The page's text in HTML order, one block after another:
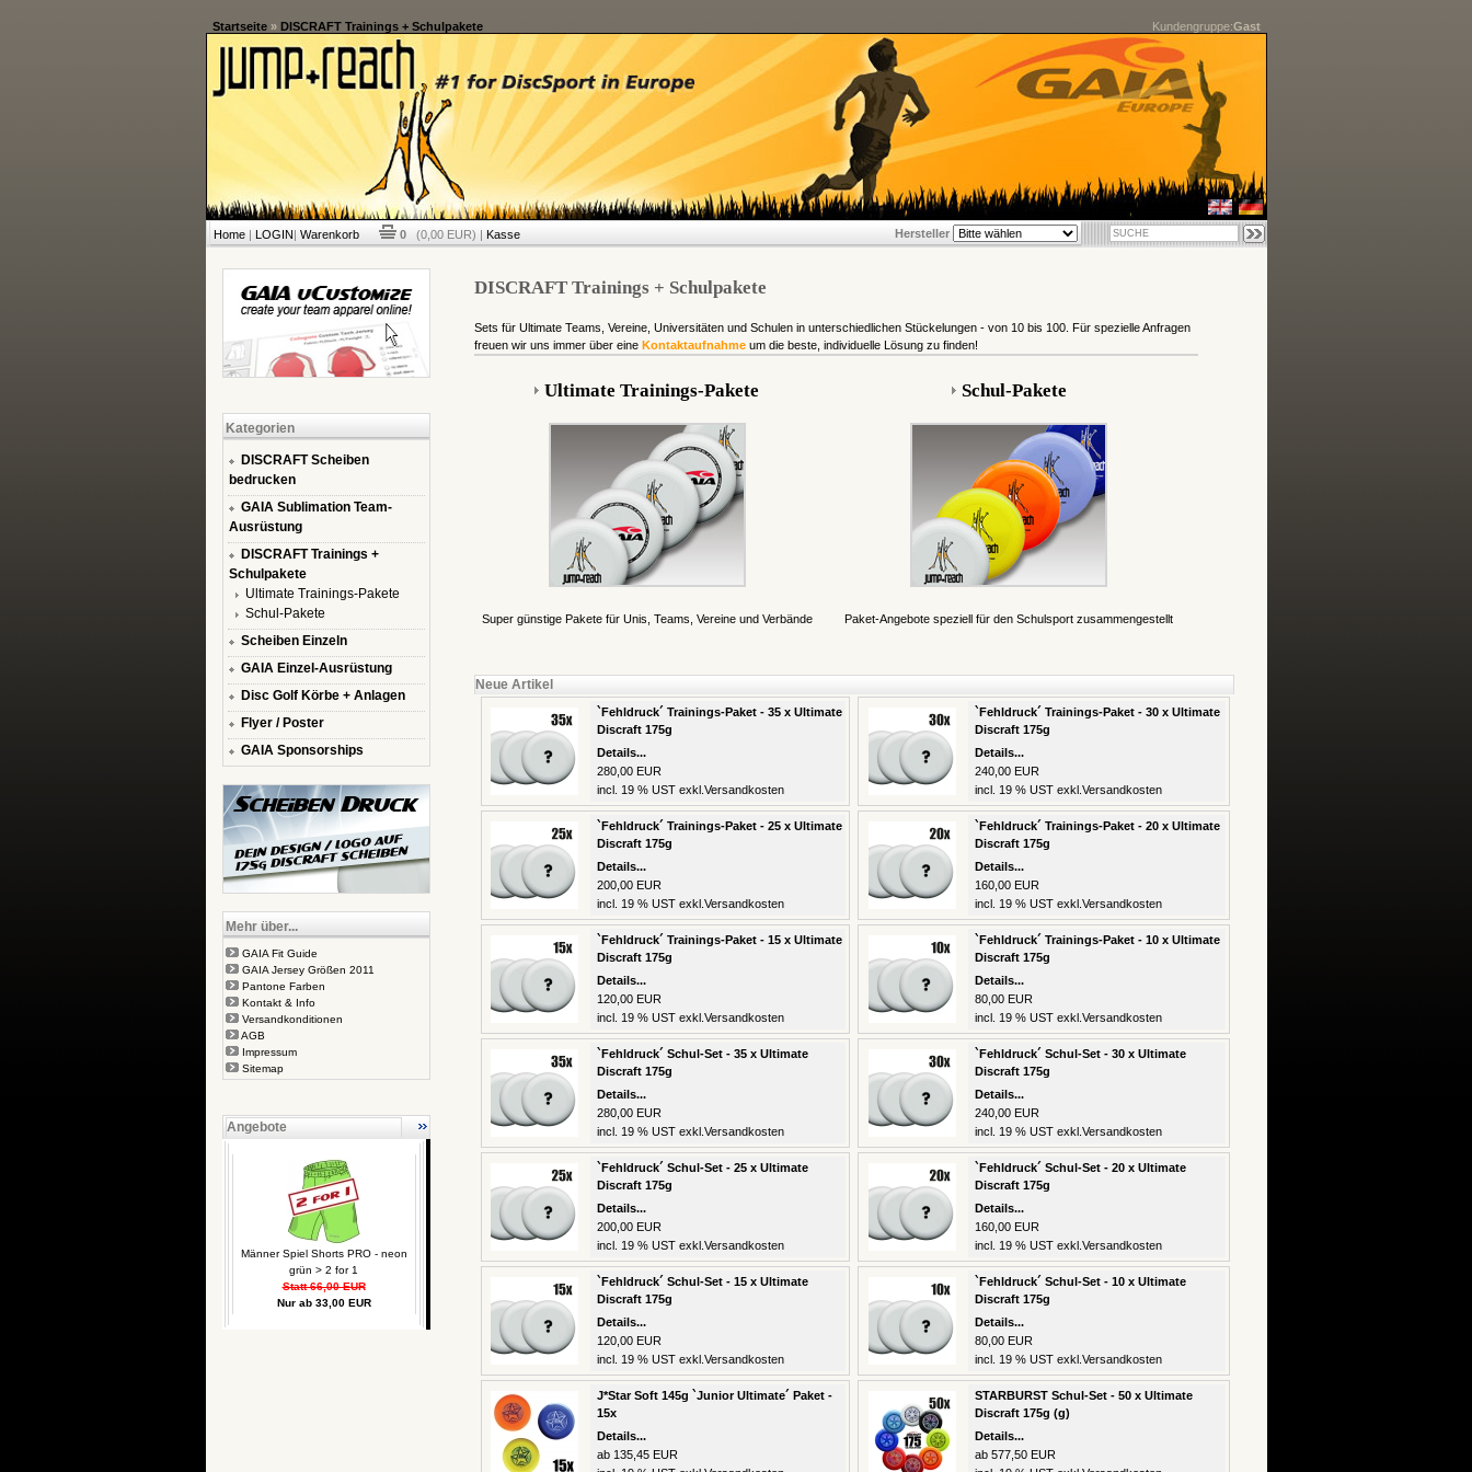
Startseite» DISCRAFT Trainings + Schulpakete Kundengruppe:Gast
Home| LOGIN| Warenkorb 0 (0,00 EUR) | Kasse Hersteller
Kategorien
DISCRAFT Scheiben
bedrucken
GAIA Sublimation Team-
Ausrüstung
DISCRAFT Trainings +
Schulpakete
Ultimate Trainings-Pakete
Schul-Pakete
Scheiben Einzeln
GAIA Einzel-Ausrüstung
Disc Golf Körbe + Anlagen
Flyer / Poster
GAIA Sponsorships
Mehr über...
GAIA Fit Guide
GAIA Jersey Größen 2011
Pantone Farben
Kontakt & Info
Versandkonditionen
AGB
Impressum
Sitemap
Angebote
Männer Spiel Shorts PRO - neon
grün > 2 for 1
Statt 66,00 EUR
Nur ab 33,00 EUR
DISCRAFT Trainings + Schulpakete
Sets für Ultimate Teams, Vereine, Universitäten und Schulen in unterschiedlichen Stückelungen - von 10 bis 100. Für spezielle Anfragen
freuen wir uns immer über eine Kontaktaufnahmeum die beste, individuelle Lösung zu finden!
Ultimate Trainings-Pakete
Super günstige Pakete für Unis, Teams, Vereine und Verbände
Schul-Pakete
Paket-Angebote speziell für den Schulsport zusammengestellt
Neue Artikel
`Fehldruck´ Trainings-Paket - 35 x Ultimate
Discraft 175g
Details...
280,00 EUR
incl. 19 % UST exkl. Versandkosten
`Fehldruck´ Trainings-Paket - 30 x Ultimate
Discraft 175g
Details...
240,00 EUR
incl. 19 % UST exkl. Versandkosten
`Fehldruck´ Trainings-Paket - 25 x Ultimate
Discraft 175g
Details...
200,00 EUR
incl. 19 % UST exkl. Versandkosten
`Fehldruck´ Trainings-Paket - 20 x Ultimate
Discraft 175g
Details...
160,00 EUR
incl. 19 % UST exkl. Versandkosten
`Fehldruck´ Trainings-Paket - 15 x Ultimate
Discraft 175g
Details...
120,00 EUR
incl. 19 % UST exkl. Versandkosten
`Fehldruck´ Trainings-Paket - 10 x Ultimate
Discraft 175g
Details...
80,00 EUR
incl. 19 % UST exkl. Versandkosten
`Fehldruck´ Schul-Set - 35 x Ultimate
Discraft 175g
Details...
280,00 EUR
incl. 19 % UST exkl. Versandkosten
`Fehldruck´ Schul-Set - 30 x Ultimate
Discraft 175g
Details...
240,00 EUR
incl. 19 % UST exkl. Versandkosten
`Fehldruck´ Schul-Set - 25 x Ultimate
Discraft 175g
Details...
200,00 EUR
incl. 19 % UST exkl. Versandkosten
`Fehldruck´ Schul-Set - 20 x Ultimate
Discraft 175g
Details...
160,00 EUR
incl. 19 % UST exkl. Versandkosten
`Fehldruck´ Schul-Set - 15 x Ultimate
Discraft 175g
Details...
120,00 EUR
incl. 19 % UST exkl. Versandkosten
`Fehldruck´ Schul-Set - 10 x Ultimate
Discraft 175g
Details...
80,00 EUR
incl. 19 % UST exkl. Versandkosten
J*Star Soft 145g `Junior Ultimate´ Paket -
15x
Details...
ab 135,45 EUR
STARBURST Schul-Set - 50 x Ultimate
Discraft 175g (g)
Details...
ab 577,50 EUR